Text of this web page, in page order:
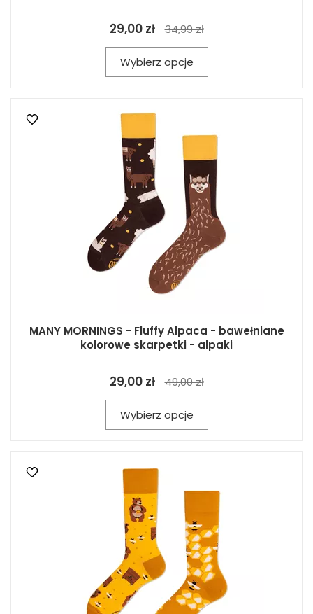
29,00 zł 34,99 zł
Wybierz opcje
MANY MORNINGS - Fluffy Alpaca - bawełniane
kolorowe skarpetki - alpaki
29,00 zł 49,00 zł
Wybierz opcje